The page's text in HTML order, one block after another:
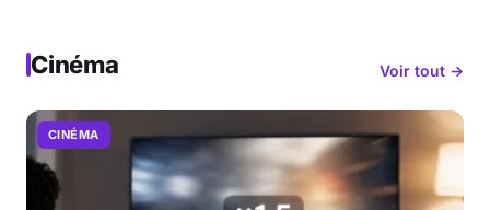
Cinéma Voir tout →
CINÉMA